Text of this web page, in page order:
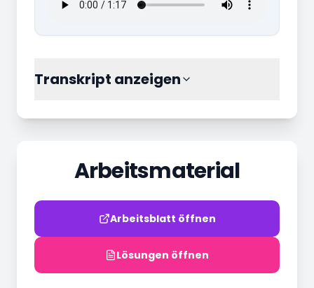
Transkript anzeigen
Arbeitsmaterial
Arbeitsblatt öffnen
Lösungen öffnen